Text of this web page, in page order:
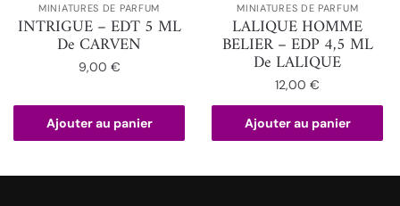
MINIATURES DE PARFUM
INTRIGUE – EDT 5 ML
De CARVEN
9,00 €
Ajouter au panier
MINIATURES DE PARFUM
LALIQUE HOMME
BELIER – EDP 4,5 ML
De LALIQUE
12,00€
Ajouter au panier